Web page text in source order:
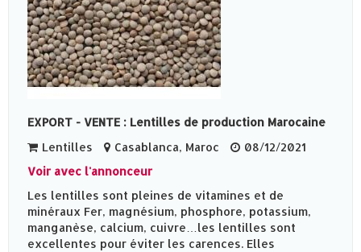
EXPORT - VENTE : Lentilles de production Marocaine
Lentilles
Casablanca, Maroc
08/12/2021
Voir avec l'annonceur
Les lentilles sont pleines de vitamines et de
minéraux Fer, magnésium, phosphore, potassium,
manganèse, calcium, cuivre…les lentilles sont
excellentes pour éviter les carences. Elles